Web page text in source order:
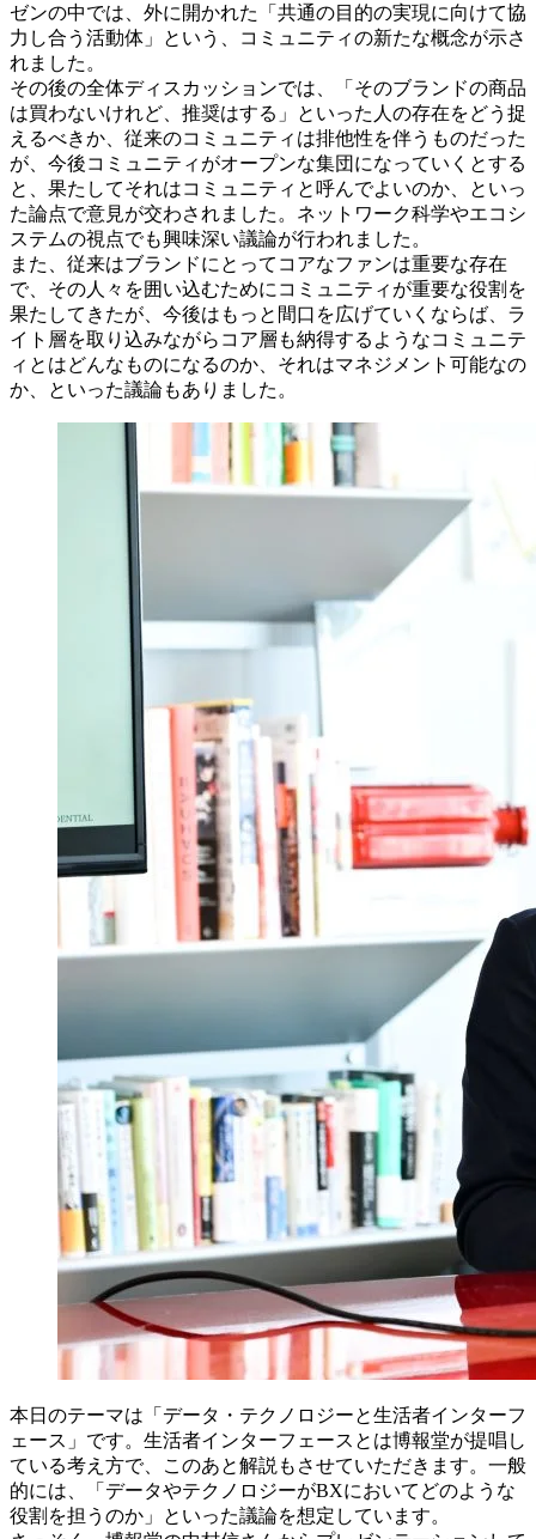
ゼンの中では、外に開かれた「共通の目的の実現に向けて協
力し合う活動体」という、コミュニティの新たな概念が示さ
れました。
その後の全体ディスカッションでは、「そのブランドの商品
は買わないけれど、推奨はする」といった人の存在をどう捉
えるべきか、従来のコミュニティは排他性を伴うものだった
が、今後コミュニティがオープンな集団になっていくとする
と、果たしてそれはコミュニティと呼んでよいのか、といっ
た論点で意見が交わされました。ネットワーク科学やエコシ
ステムの視点でも興味深い議論が行われました。
また、従来はブランドにとってコアなファンは重要な存在
で、その人々を囲い込むためにコミュニティが重要な役割を
果たしてきたが、今後はもっと間口を広げていくならば、ラ
イト層を取り込みながらコア層も納得するようなコミュニテ
ィとはどんなものになるのか、それはマネジメント可能なの
か、といった議論もありました。
本日のテーマは「データ・テクノロジーと生活者インターフ
ェース」です。生活者インターフェースとは博報堂が提唱し
ている考え方で、このあと解説もさせていただきます。一般
的には、「データやテクノロジーがBXにおいてどのような
役割を担うのか」といった議論を想定しています。